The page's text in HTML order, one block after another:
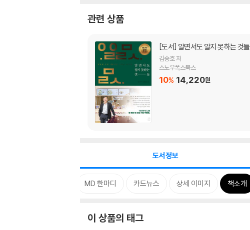
관련 상품
[도서] 알면서도 알지 못하는 것들
김승호 저
스노우폭스북스
10% 14,220원
도서정보
MD 한마디 카드뉴스 상세 이미지 책소개
이 상품의 태그